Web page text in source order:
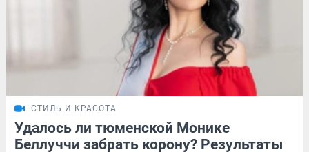
СТИЛЬ И КРАСОТА
Удалось ли тюменской Монике
Беллуччи забрать корону? Результаты